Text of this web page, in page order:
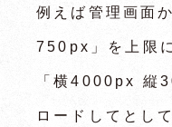
例えば管理画面
750px」を上限
「横4000px 縦
ロードしてとし